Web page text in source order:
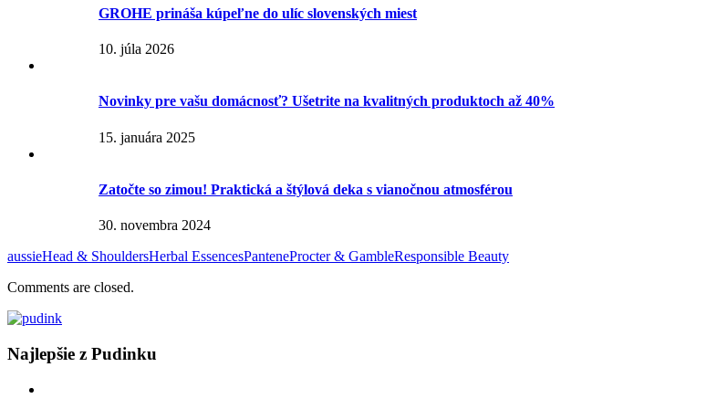
GROHE prináša kúpeľne do ulíc slovenských miest
10. júla 2026
Novinky pre vašu domácnosť? Ušetrite na kvalitných produktoch až 40%
15. januára 2025
Zatočte so zimou! Praktická a štýlová deka s vianočnou atmosférou
30. novembra 2024
aussieHead & ShouldersHerbal EssencesPanteneProcter & GambleResponsible Beauty
Comments are closed.
Najlepšie z Pudinku